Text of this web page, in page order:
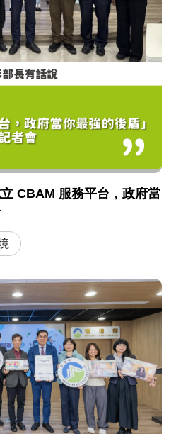
立 CBAM 服務平台，政府當